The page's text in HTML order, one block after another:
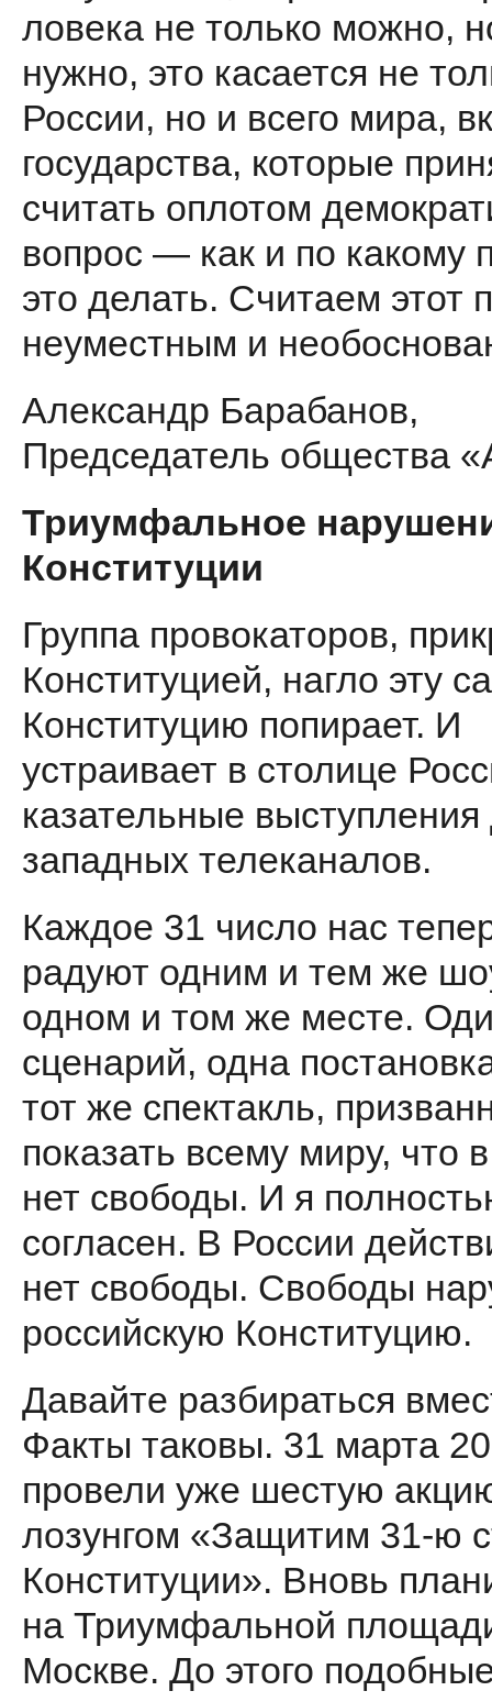
ловека не только можно,
нужно, это касается не
России, но и все­го мира,
государства, которые
считать оплотом
вопрос — как и по какому
это делать. Считаем этот
неумест­ным и
Александр Барабанов,
Председатель общества
Триумфальное
Конституции
Группа провокаторов,
Конституцией, нагло эту
Конституцию попирает. И
устраивает в столице
казательные выступления
запад­ных телеканалов.
Каждое 31 число нас
радуют одним и тем же
одном и том же месте.
сценарий, одна
тот же спектакль,
показать всему миру, что
нет свободы. И я
согла­сен. В России
нет сво­боды. Свободы
российскую Конституцию.
Давайте разбираться
Факты таковы. 31 марта
про­вели уже шестую
лозунгом «Защитим 31-ю
Конституции». Вновь
на Триумфальной
Москве. До этого